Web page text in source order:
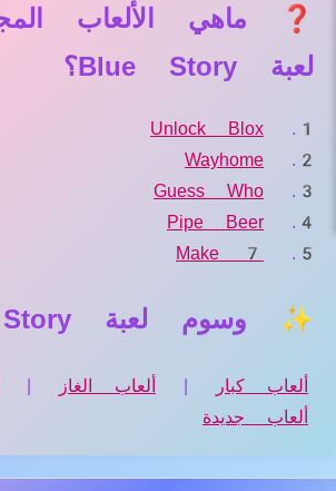
❓ ماهي الألعاب
لعبة Blue Story؟
Unlock Blox
Wayhome
Guess Who
Pipe Beer
Make 7
✨ وسوم لعبة Blue Story
ألعاب كبار | ألعاب الغاز |
ألعاب جديدة